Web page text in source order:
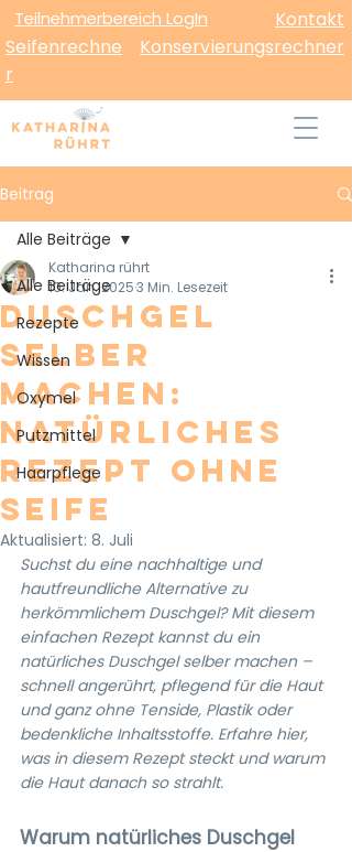
Teilnehmerbereich LogIn
Kontakt
Seifenrechne
r
Konservierungsrechner
Beitrag
Alle Beiträge
Rezepte
Wissen
Oxymel
Putzmittel
Haarpflege
Alle Beiträge
Duschgel
selber
machen:
Natürliches
Rezept ohne
Seife
Katharina rührt
10. Jan. 20253 Min. Lesezeit
Aktualisiert: 8. Juli
Suchst du eine nachhaltige und
hautfreundliche Alternative zu
herkömmlichem Duschgel? Mit diesem
einfachen Rezept kannst du ein
natürliches Duschgel selber machen –
schnell angerührt, pflegend für die Haut
und ganz ohne Tenside, Plastik oder
bedenkliche Inhaltsstoffe. Erfahre hier,
was in diesem Rezept steckt und warum
die Haut danach so strahlt.
Warum natürliches Duschgel